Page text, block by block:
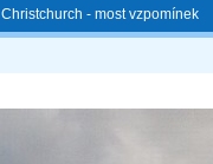
Christchurch - most vzpomínek